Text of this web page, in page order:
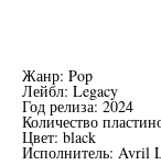
Жанр: Pop
Лейбл: Legacy
Год релиза: 2024
Количество
Цвет: black
Исполнитель: Avril